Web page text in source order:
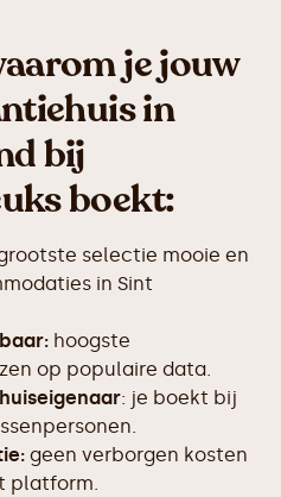
je jouw
in
bij
boekt:
selectie mooie en
in Sint
hoogste
op populaire data.
: je boekt bij
geen verborgen kosten
platform.